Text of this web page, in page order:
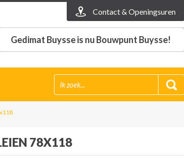
Contact & Openingsuren
Gedimat Buysse is nu Bouwpunt Buysse!
78X118